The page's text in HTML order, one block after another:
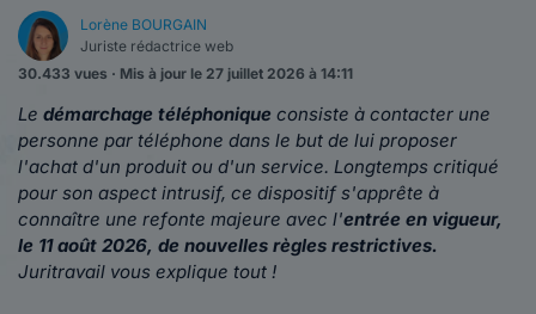
Lorène BOURGAIN
Juriste rédactrice web
30.433 vues · Mis à jour le 27 juillet 2026 à 14:11
Le démarchage téléphonique consiste à contacter une
personne par téléphone dans le but de lui proposer
l'achat d'un produit ou d'un service. Longtemps critiqué
pour son aspect intrusif, ce dispositif s'apprête à
connaître une refonte majeure avec l'entrée en vigueur,
le 11 août 2026, de nouvelles règles restrictives.
Juritravail vous explique tout !